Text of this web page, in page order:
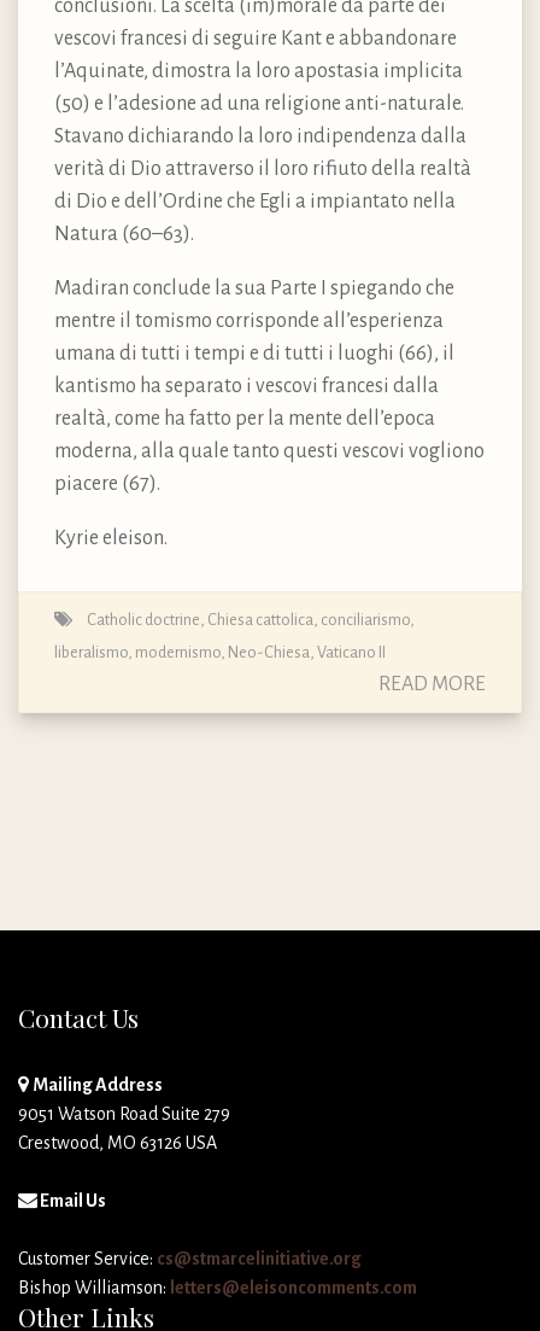
conclusioni. La scelta (im)morale da parte dei
vescovi francesi di seguire Kant e abbandonare
l’Aquinate, dimostra la loro apostasia implicita
(50) e l’adesione ad una religione anti-naturale.
Stavano dichiarando la loro indipendenza dalla
verità di Dio attraverso il loro rifiuto della realtà
di Dio e dell’Ordine che Egli a impiantato nella
Natura (60–63).
Madiran conclude la sua Parte I spiegando che
mentre il tomismo corrisponde all’esperienza
umana di tutti i tempi e di tutti i luoghi (66), il
kantismo ha separato i vescovi francesi dalla
realtà, come ha fatto per la mente dell’epoca
moderna, alla quale tanto questi vescovi vogliono
piacere (67).
Kyrie eleison.
Catholic doctrine Chiesa cattolica conciliarismo
liberalismo modernismo Neo-Chiesa Vaticano II
READ MORE
Contact Us
Mailing Address
9051 Watson Road Suite 279
Crestwood, MO 63126 USA
Email Us
Customer Service: cs@stmarcelinitiative.org
Bishop Williamson: letters@eleisoncomments.com
Other Links